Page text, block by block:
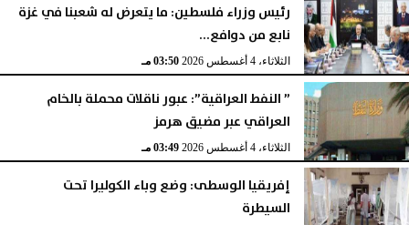
رئيس وزراء فلسطين: ما يتعرض له شعبنا في غزة
نابع من دوافع...
الثلاثاء، 4 أغسطس 2026 03:50 مـ
” النفط العراقية”: عبور ناقلات محملة بالخام
العراقي عبر مضيق هرمز
الثلاثاء، 4 أغسطس 2026 03:49 مـ
إفريقيا الوسطى: وضع وباء الكوليرا تحت
السيطرة